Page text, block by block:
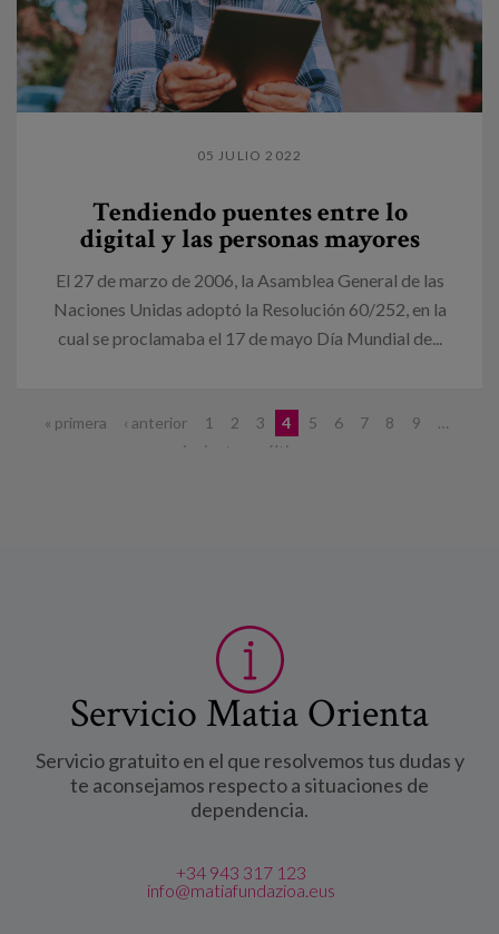
05 JULIO 2022
Tendiendo puentes entre lo
digital y las personas mayores
El 27 de marzo de 2006, la Asamblea General de las
Naciones Unidas adoptó la Resolución 60/252, en la
cual se proclamaba el 17 de mayo Día Mundial de...
Páginas
« primera ‹ anterior 1 2 3 4 5 6 7 8 9
…
siguiente ›
última »
Servicio Matia Orienta
Servicio gratuito en el que resolvemos tus dudas y
te aconsejamos respecto a situaciones de
dependencia.
+34 943 317 123
info@matiafundazioa.eus